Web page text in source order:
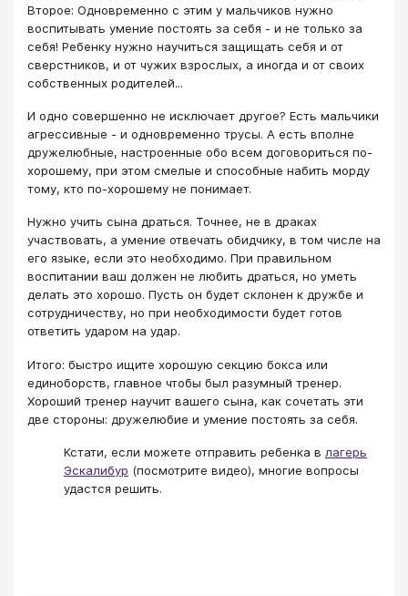
Второе: Одновременно с этим у мальчиков нужно
воспитывать умение постоять за себя - и не только за
себя! Ребенку нужно научиться защищать себя и от
сверстников, и от чужих взрослых, а иногда и от своих
собственных родителей...
И одно совершенно не исключает другое? Есть мальчики
агрессивные - и одновременно трусы. А есть вполне
дружелюбные, настроенные обо всем договориться по-
хорошему, при этом смелые и способные набить морду
тому, кто по-хорошему не понимает.
Нужно учить сына драться. Точнее, не в драках
участвовать, а умение отвечать обидчику, в том числе на
его языке, если это необходимо. При правильном
воспитании ваш должен не любить драться, но уметь
делать это хорошо. Пусть он будет склонен к дружбе и
сотрудничеству, но при необходимости будет готов
ответить ударом на удар.
Итого: быстро ищите хорошую секцию бокса или
единоборств, главное чтобы был разумный тренер.
Хороший тренер научит вашего сына, как сочетать эти
две стороны: дружелюбие и умение постоять за себя.
Кстати, если можете отправить ребенка в лагерь
Эскалибур (посмотрите видео), многие вопросы
удастся решить.